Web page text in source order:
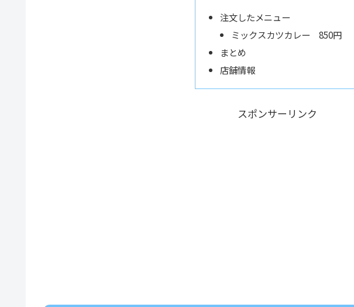
注文したメニュー
ミックスカツカレー 850円
まとめ
店舗情報
スポンサーリンク